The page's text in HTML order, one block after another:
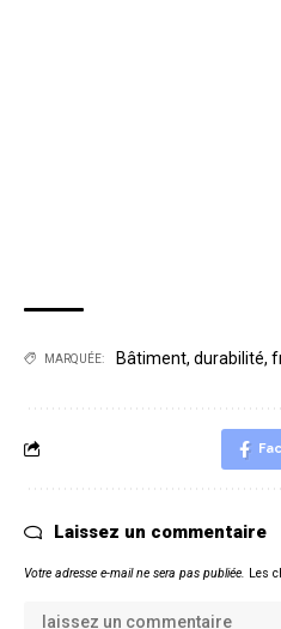
MARQUÉE: Bâtiment, durabilité,
Laissez un commentaire
Votre adresse e-mail ne sera pas publiée. Les